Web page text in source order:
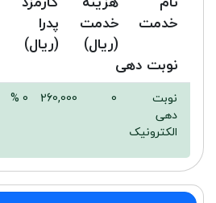
خدمت
خدمت
(ریال)
پدرا
(ریال)
نوبت دهی
نوبت
دهی
الکترونیک
0
260,000
0 %